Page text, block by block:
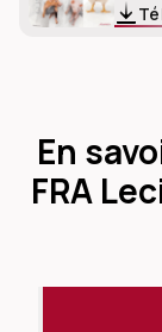
En
FRA